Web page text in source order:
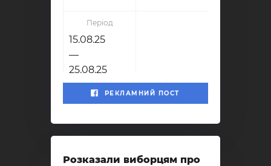
Період
15.08.25
—
25.08.25
РЕКЛАМНИЙ ПОСТ
Розказали виборцям про